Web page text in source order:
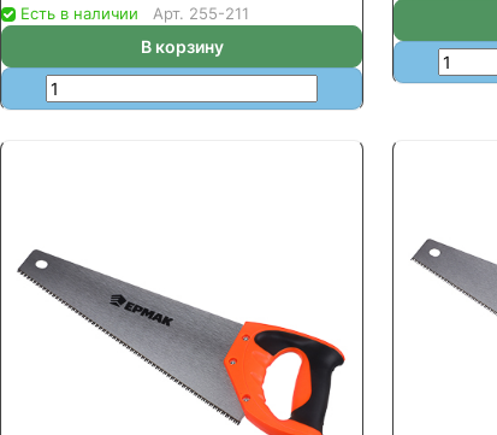
Есть в наличии Арт. 255-211
В корзину